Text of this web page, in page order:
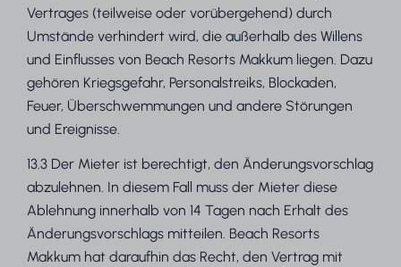
Vertrages (teilweise oder vorübergehend) durch
Umstände verhindert wird, die außerhalb des Willens
und Einflusses von Beach Resorts Makkum liegen. Dazu
gehören Kriegsgefahr, Personalstreiks, Blockaden,
Feuer, Überschwemmungen und andere Störungen
und Ereignisse.
13.3 Der Mieter ist berechtigt, den Änderungsvorschlag
abzulehnen. In diesem Fall muss der Mieter diese
Ablehnung innerhalb von 14 Tagen nach Erhalt des
Änderungsvorschlags mitteilen. Beach Resorts
Makkum hat daraufhin das Recht, den Vertrag mit